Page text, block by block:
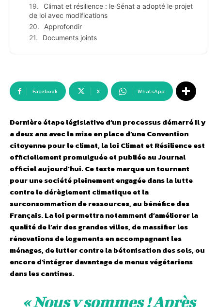
Climat et résilience : le Sénat a adopté le projet
de loi avec modifications
Approfondir
Documents joints
Facebook X WhatsApp
Dernière étape législative d’un processus démarré il y
a deux ans avec la mise en place d’une Convention
citoyenne pour le climat, la loi Climat et Résilience est
officiellement promulguée et publiée au Journal
officiel aujourd’hui. Ce texte marque un tournant
pour une société pleinement engagée dans la lutte
contre le dérèglement climatique et la
surconsommation de ressources, au bénéfice des
Français. La loi permettra notamment d’améliorer la
qualité de l’air des grandes villes, de massifier les
rénovations de logements en accompagnant les
ménages, de lutter contre la bétonisation des sols, ou
encore d’intégrer davantage de menus végétariens
dans les cantines.
«Nous y sommes ! Après